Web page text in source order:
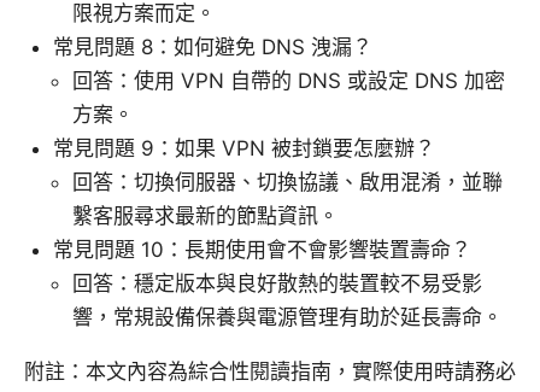
限視方案而定。
常見問題 8：如何避免 DNS 洩漏？
回答：使用 VPN 自帶的 DNS 或設定 DNS 加密
方案。
常見問題 9：如果 VPN 被封鎖要怎麼辦？
回答：切換伺服器、切換協議、啟用混淆，並聯
繫客服尋求最新的節點資訊。
常見問題 10：長期使用會不會影響裝置壽命？
回答：穩定版本與良好散熱的裝置較不易受影
響，常規設備保養與電源管理有助於延長壽命。
附註：本文內容為綜合性閱讀指南，實際使用時請務必